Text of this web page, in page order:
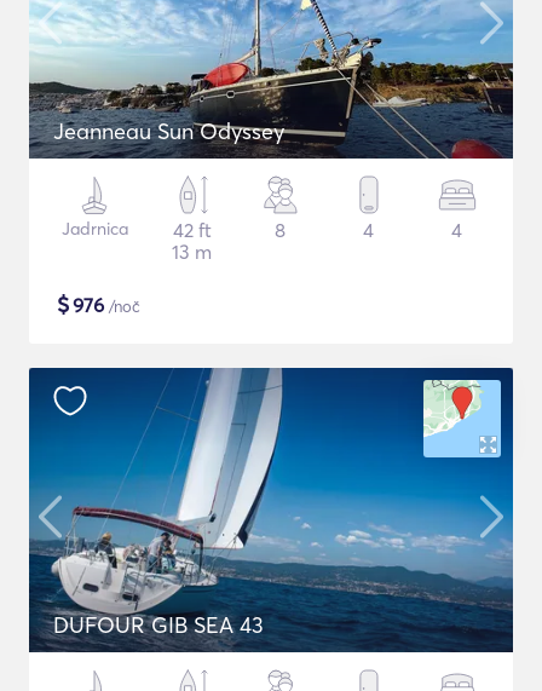
Jeanneau Sun Odyssey
Jadrnica
42 ft
13 m
8 4 4
$976 /noč
DUFOUR GIB SEA 43